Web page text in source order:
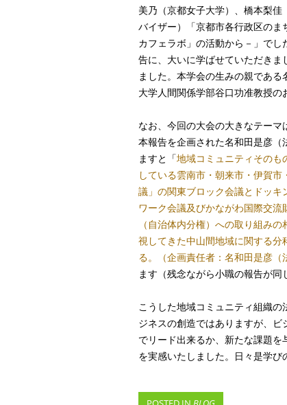
美乃（京都女子大学）、橋本梨
バイザー）「京都市各行政区の
カフェラボ」の活動から－」で
告に、大いに学ばせていただきま
ました。本学会の生みの親であ
大学人間関係学部谷口功准教授の
なお、今回の大会の大きなテーマ
本報告を企画された名和田是彦（
ますと「地域コミュニティそのも
している雲南市・朝来市・伊賀
議」の関東ブロック会議とドッキ
ワーク会議及びかながわ国際交
（自治体内分権）への取り組み
視してきた中山間地域に関する
る。（企画責任者：名和田是彦（
ます（残念ながら小職の報告が同
こうした地域コミュニティ組織
ジネスの創造ではありますが、
でリード出来るか、新たな課題
を実感いたしました。日々是学び